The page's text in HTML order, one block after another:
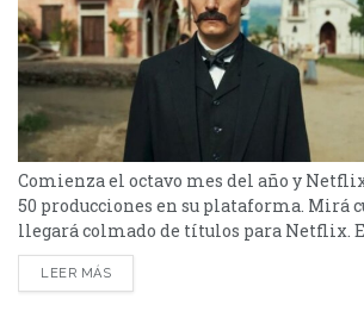
Comienza el octavo mes del año y
50 producciones en su plataforma. Mirá
llegará colmado de títulos para Netflix.
destacan: Moria y la segunda parte de
Soledad, además de Toda la verdad de
LEER MÁS